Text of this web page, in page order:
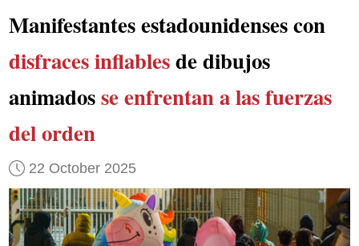
Manifestantes estadounidenses con
disfraces inflablesde dibujos
animadosse enfrentan a las fuerzas
del orden
22 October 2025